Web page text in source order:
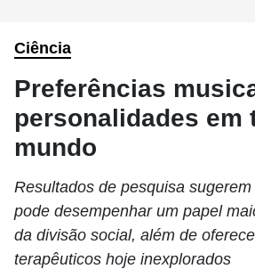
Ciência
Preferências
personalidades em
mundo
Resultados de pesquisa
pode desempenhar um papel
da divisão social, além de
terapêuticos hoje inexplorados